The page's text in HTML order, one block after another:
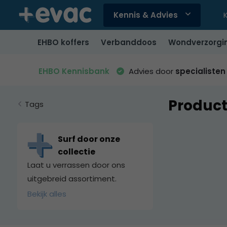
Kennis & Advies
Gebruik
de
pijltjes
een
selecteren.
Enter
om
EHBO koffers Verbanddoos
EHBO Kennisbank Advies door specialisten
Tags
Surf door onze
collectie
Laat u verrassen door ons
uitgebreid assortiment.
Bekijk alles